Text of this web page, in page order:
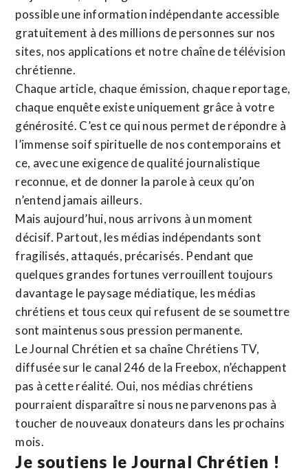
possible une information indépendante accessible
gratuitement à des millions de personnes sur nos
sites, nos applications et notre chaîne de télévision
chrétienne.
Chaque article, chaque émission, chaque reportage,
chaque enquête existe uniquement grâce à votre
générosité. C’est ce qui nous permet de répondre à
l’immense soif spirituelle de nos contemporains et
ce, avec une exigence de qualité journalistique
reconnue, et de donner la parole à ceux qu’on
n’entend jamais ailleurs.
Mais aujourd’hui, nous arrivons à un moment
décisif. Partout, les médias indépendants sont
fragilisés, attaqués, précarisés. Pendant que
quelques grandes fortunes verrouillent toujours
davantage le paysage médiatique, les médias
chrétiens et tous ceux qui refusent de se soumettre
sont maintenus sous pression permanente.
Le Journal Chrétien et sa chaîne Chrétiens TV,
diffusée sur le canal 246 de la Freebox, n’échappent
pas à cette réalité. Oui, nos médias chrétiens
pourraient disparaître si nous ne parvenons pas à
toucher de nouveaux donateurs dans les prochains
mois.
Je soutiens le Journal Chrétien !